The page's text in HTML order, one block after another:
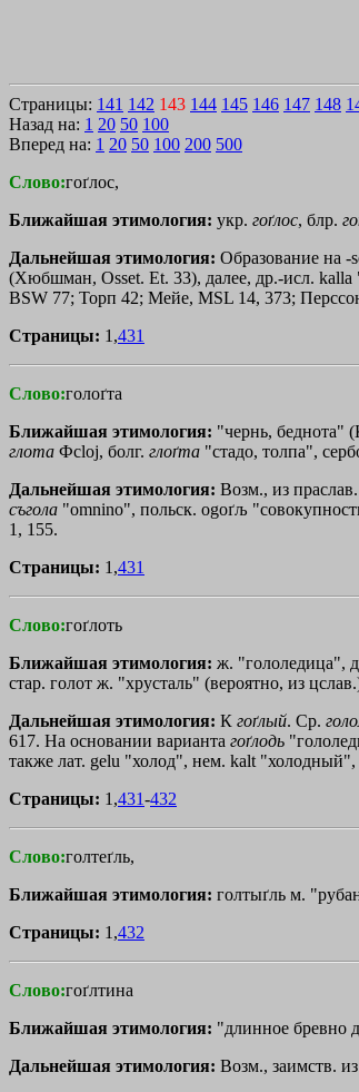
Страницы: 141 142 143 144 145 146 147 148
Назад на: 1 20 50 100
Вперед на: 1 20 50 100 200 500
Слово:гоґлос,
Ближайшая этимология: укр. гоґлос, блр.
Дальнейшая этимология: Образование на -
(Хюбшман, Osset. Et. 33), далее, др.-исл.
BSW 77; Торп 42; Мейе, MSL 14, 373;
Страницы: 1,431
Слово:голоґта
Ближайшая этимология: "чернь, беднота"
глота Фcloj, болг. глоґта "стадо, толпа",
Дальнейшая этимология: Возм., из
съгола "omnino", польск. ogoґљ
1, 155.
Страницы: 1,431
Слово:гоґлоть
Ближайшая этимология: ж. "гололедица",
стар. голот ж. "хрусталь" (вероятно, из
Дальнейшая этимология: К гоґлый. Ср.
617. На основании варианта гоґлодь
также лат. gelu "холод", нем. kalt "холодный",
Страницы: 1,431-432
Слово:голтеґль,
Ближайшая этимология: голтыґль м.
Страницы: 1,432
Слово:гоґлтина
Ближайшая этимология: "длинное бревно
Дальнейшая этимология: Возм., заимств.